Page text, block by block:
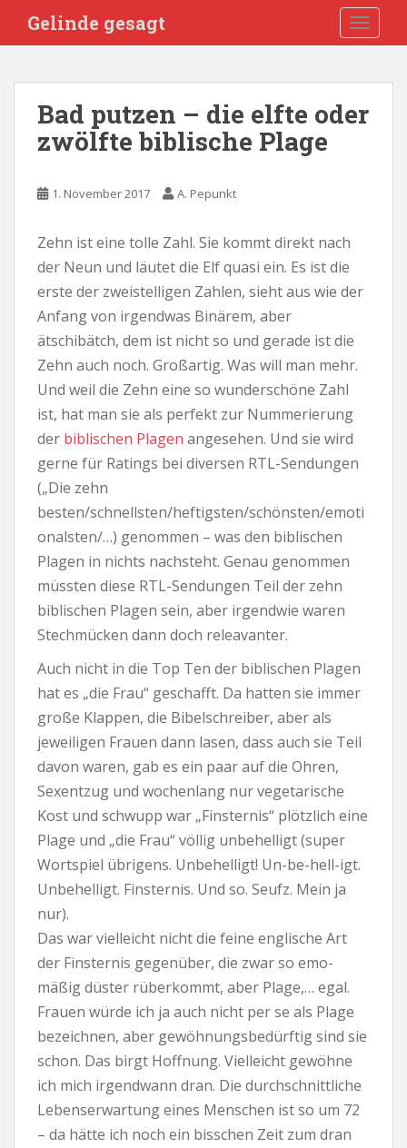
i
Gelinde gesagt
Bad putzen – die elfte oder
zwölfte biblische Plage
1. November 2017 A. Pepunkt
Zehn ist eine tolle Zahl. Sie kommt direkt nach
der Neun und läutet die Elf quasi ein. Es ist die
erste der zweistelligen Zahlen, sieht aus wie der
Anfang von irgendwas Binärem, aber
ätschibätch, dem ist nicht so und gerade ist die
Zehn auch noch. Großartig. Was will man mehr.
Und weil die Zehn eine so wunderschöne Zahl
ist, hat man sie als perfekt zur Nummerierung
der biblischen Plagen angesehen. Und sie wird
gerne für Ratings bei diversen RTL-Sendungen
(„Die zehn
besten/schnellsten/heftigsten/schönsten/emoti
onalsten/…) genommen – was den biblischen
Plagen in nichts nachsteht. Genau genommen
müssten diese RTL-Sendungen Teil der zehn
biblischen Plagen sein, aber irgendwie waren
Stechmücken dann doch releavanter.
Auch nicht in die Top Ten der biblischen Plagen
hat es „die Frau“ geschafft. Da hatten sie immer
große Klappen, die Bibelschreiber, aber als
jeweiligen Frauen dann lasen, dass auch sie Teil
davon waren, gab es ein paar auf die Ohren,
Sexentzug und wochenlang nur vegetarische
Kost und schwupp war „Finsternis“ plötzlich eine
Plage und „die Frau“ völlig unbehelligt (super
Wortspiel übrigens. Unbehelligt! Un-be-hell-igt.
Unbehelligt. Finsternis. Und so. Seufz. Mein ja
nur).
Das war vielleicht nicht die feine englische Art
der Finsternis gegenüber, die zwar so emo-
mäßig düster rüberkommt, aber Plage,… egal.
Frauen würde ich ja auch nicht per se als Plage
bezeichnen, aber gewöhnungsbedürftig sind sie
schon. Das birgt Hoffnung. Vielleicht gewöhne
ich mich irgendwann dran. Die durchschnittliche
Lebenserwartung eines Menschen ist so um 72
– da hätte ich noch ein bisschen Zeit zum dran